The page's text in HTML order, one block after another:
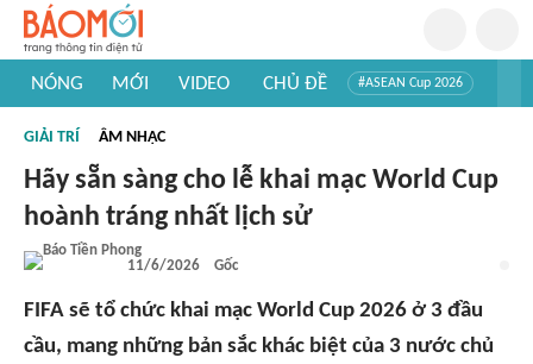
NÓNG MỚI VIDEO CHỦ ĐỀ #ASEAN Cup 2026
#Khám phá thế giới
GIẢI TRÍ ÂM NHẠC
Hãy sẵn sàng cho lễ khai mạc World Cup
hoành tráng nhất lịch sử
11/6/2026 Gốc
FIFA sẽ tổ chức khai mạc World Cup 2026 ở 3 đầu
cầu, mang những bản sắc khác biệt của 3 nước chủ